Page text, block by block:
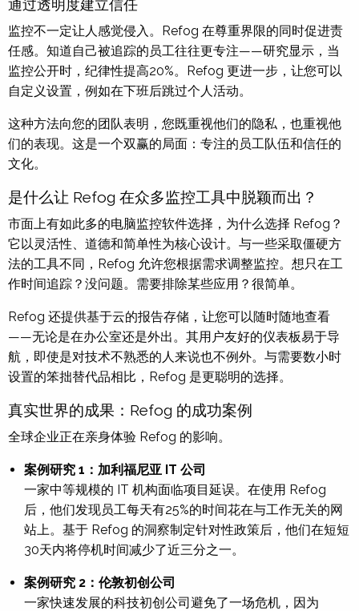
通过透明度建立信任
监控不一定让人感觉侵入。Refog 在尊重界限的同时促进责
任感。知道自己被追踪的员工往往更专注——研究显示，当
监控公开时，纪律性提高20%。Refog 更进一步，让您可以
自定义设置，例如在下班后跳过个人活动。
这种方法向您的团队表明，您既重视他们的隐私，也重视他
们的表现。这是一个双赢的局面：专注的员工队伍和信任的
文化。
是什么让 Refog 在众多监控工具中脱颖而出？
市面上有如此多的电脑监控软件选择，为什么选择 Refog？
它以灵活性、道德和简单性为核心设计。与一些采取僵硬方
法的工具不同，Refog 允许您根据需求调整监控。想只在工
作时间追踪？没问题。需要排除某些应用？很简单。
Refog 还提供基于云的报告存储，让您可以随时随地查看
——无论是在办公室还是外出。其用户友好的仪表板易于导
航，即使是对技术不熟悉的人来说也不例外。与需要数小时
设置的笨拙替代品相比，Refog 是更聪明的选择。
真实世界的成果：Refog 的成功案例
全球企业正在亲身体验 Refog 的影响。
案例研究 1：加利福尼亚 IT 公司
一家中等规模的 IT 机构面临项目延误。在使用 Refog
后，他们发现员工每天有25%的时间花在与工作无关的网
站上。基于 Refog 的洞察制定针对性政策后，他们在短短
30天内将停机时间减少了近三分之一。
案例研究 2：伦敦初创公司
一家快速发展的科技初创公司避免了一场危机，因为